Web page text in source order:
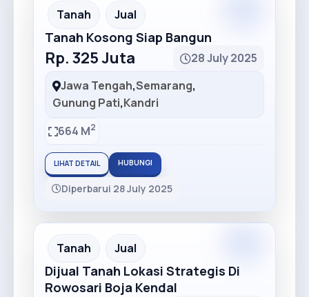
Recommended
Tanah Jual
Tanah Kosong Siap Bangun
Rp. 325 Juta
28 July 2025
Jawa Tengah,Semarang,
Gunung Pati,Kandri
664 M2
LIHAT DETAIL HUBUNGI
Diperbarui 28 July 2025
Recommended
Tanah Jual
Dijual Tanah Lokasi Strategis Di
Rowosari Boja Kendal